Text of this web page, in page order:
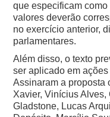
que especificam
valores deverão
no exercício anterior,
parlamentares.
Além disso, o texto
ser aplicado em
Assinaram a proposta
Xavier, Vinícius
Gladstone, Lucas